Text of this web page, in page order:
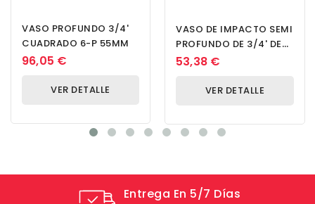
VASO PROFUNDO 3/4'
CUADRADO 6-P 55MM
96,05 €
VER DETALLE
VASO DE IMPACTO SEMI
PROFUNDO DE 3/4' DE
DR. CUADRADO DE 37
53,38 €
VER DETALLE
Entrega En 5/7 Días